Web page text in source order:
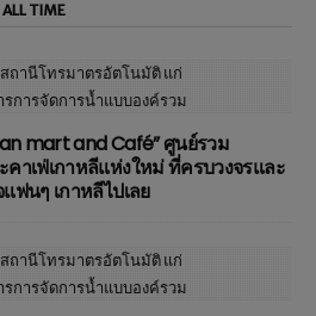
ALL TIME
mart and Café” ศูนย์รวม
คาเฟ่เกาหลีแห่งใหม่ ที่ครบวงจรและ
ฟนๆ เกาหลีไปเลย